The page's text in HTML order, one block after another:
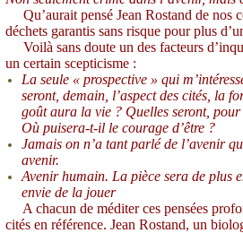
Qu’aurait pensé Jean Rostand de nos
déchets garantis sans risque pour plus
Voilà sans doute un des facteurs
un certain scepticisme :
La seule « prospective » qui
seront, demain, l’aspect des cités, la
goût aura la vie ? Quelles seront,
Où puisera-t-il le courage d’être ?
Jamais on n’a tant parlé de l’avenir
avenir.
Avenir humain. La pièce sera de plus
envie de la jouer
A chacun de méditer ces pensées
cités en référence. Jean Rostand, un